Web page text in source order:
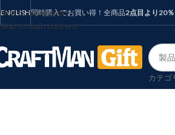
Skip to navigation
Skip to main content
ENGLISH同時購入でお買い得！全商品2点目より20
カテゴ